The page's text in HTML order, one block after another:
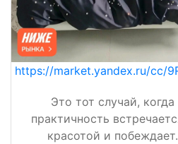
https://market.yandex.ru/cc/
Это тот случай, когда
практичность
красотой и побеждает.